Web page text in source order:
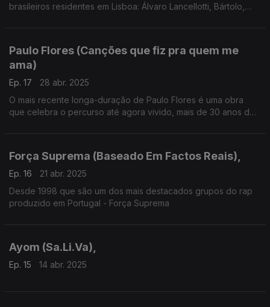
brasileiros residentes em Lisboa: Álvaro Lancellotti, Bártolo,
Paulo Flores (Canções que fiz pra quem me
ama)
Ep. 17
28 abr. 2025
O mais recente longa-duração de Paulo Flores é uma obra
que celebra o percurso até agora vivido, mais de 30 anos de
Força Suprema (Baseado Em Factos Reais),
Ep. 16
21 abr. 2025
Desde 1998 que são um dos mais destacados grupos do rap
produzido em Portugal - Força Suprema
Ayom (Sa.Li.Va),
Ep. 15 14 abr. 2025